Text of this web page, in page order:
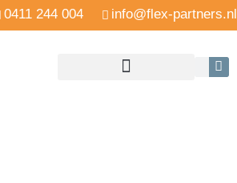
0411 244 004 info@flex-partners.nl